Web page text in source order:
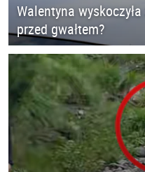
Walentyna
przed gwałtem?